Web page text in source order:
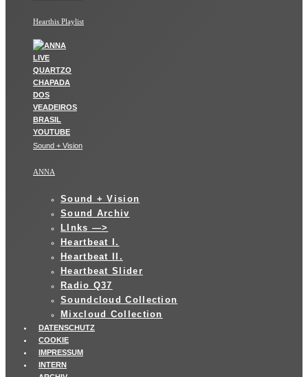
Hearthis Playlist
Sound + Vision
ANNA
Sound + Vision
Sound Archiv
LInks —>
Heartbeat I.
Heartbeat II.
Heartbeat Slider
Radio Q37
Soundcloud Collection
Mixcloud Collection
DATENSCHUTZ
COOKIE
IMPRESSUM
INTERN